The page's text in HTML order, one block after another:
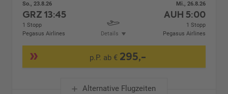
So., 23.8.26
GRZ13:45
1 Stopp
Pegasus Airlines
Details
Mi., 26.8.26
AUH 5:00
1 Stopp
Pegasus Airlines
p.P. ab € 295,-
Alternative Flugzeiten